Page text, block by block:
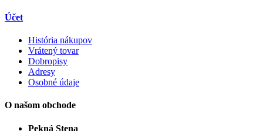
Účet
História nákupov
Vrátený tovar
Dobropisy
Adresy
Osobné údaje
O našom obchode
Pekná Stena